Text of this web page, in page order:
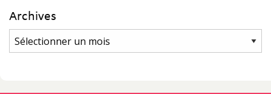
Archives
Archives